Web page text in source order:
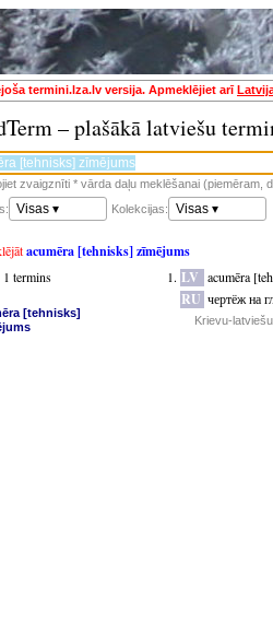
termini.lza.lv versija. Apmeklējiet arī
– plašākā latviešu
zvaigznīti * vārda daļu meklēšanai (piemēram,
Visas ▾ Kolekcijas: Visas ▾
acumēra [tehnisks] zīmējums
1 termins
[tehnisks]
LV acumēra
RU чертёж на
Krievu-